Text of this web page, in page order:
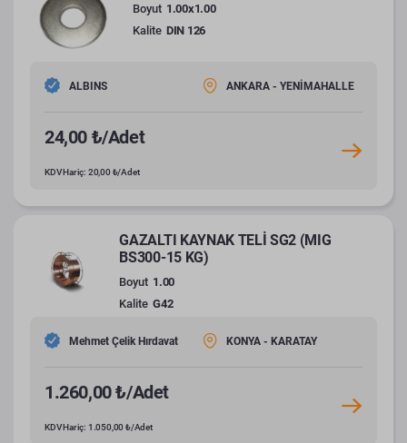
Boyut 1.00x1.00
Kalite DIN 126
ALBINS ANKARA - YENİMAHALLE
24,00 ₺/Adet
KDV Hariç: 20,00 ₺/Adet
GAZALTI KAYNAK TELİ SG2 (MIG
BS300-15 KG)
Boyut 1.00
Kalite G42
Mehmet Çelik Hırdavat KONYA - KARATAY
1.260,00 ₺/Adet
KDV Hariç: 1.050,00 ₺/Adet